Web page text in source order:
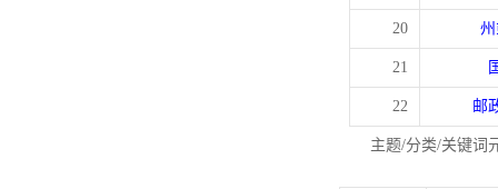
20
21
22 邮
主题/分类/关键词